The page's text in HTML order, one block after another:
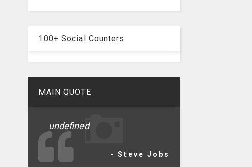
100+ Social Counters
MAIN QUOTE
undefined
- Steve Jobs